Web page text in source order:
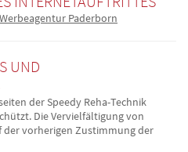
Paderborn
UND
der Speedy Reha-Technik
Die Vervielfältigung von
vorherigen Zustimmung der